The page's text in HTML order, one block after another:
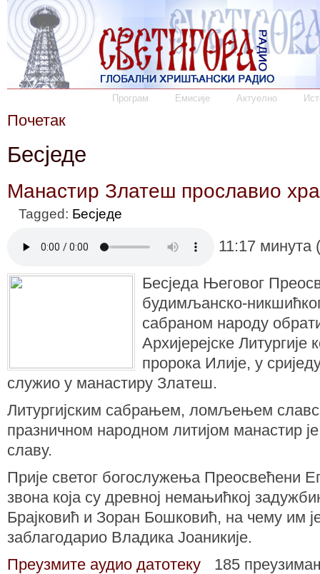
Програм Емисије Актуелно
Почетак
Бесједе
Манастир Златеш прославио
Tagged: Бесједе
11:17
Бесједа Његовог
будимљанско-
сабраном народу
Архијерејске Литургије
пророка Илије, у
служио у манастиру Златеш.
Литургијским сабрањем, ломљењем
празничном народном литијом манастир
славу.
Прије светог богослужења Преосвећени
звона која су древној немањићкој
Брајковић и Зоран Бошковић, на чему им
заблагодарио Владика Јоаникије.
Преузмите аудио датотеку
185